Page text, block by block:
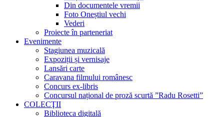
Din documentele vremii
Foto Oneștiul vechi
Vederi
Proiecte în parteneriat
Evenimente
Stagiunea muzicală
Expoziții și vernisaje
Lansări carte
Caravana filmului românesc
Concurs ex-libris
Concursul național de proză scurtă ”Radu Rosetti”
COLECŢII
Biblioteca digitală